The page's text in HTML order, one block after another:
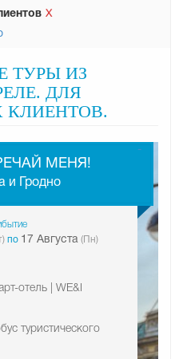
Х
ТУРЫ ИЗ
ДЛЯ
КЛИЕНТОВ.
МЕНЯ!
и Гродно
по 17 Августа (Пн)
отель | WE&I
туристического
-